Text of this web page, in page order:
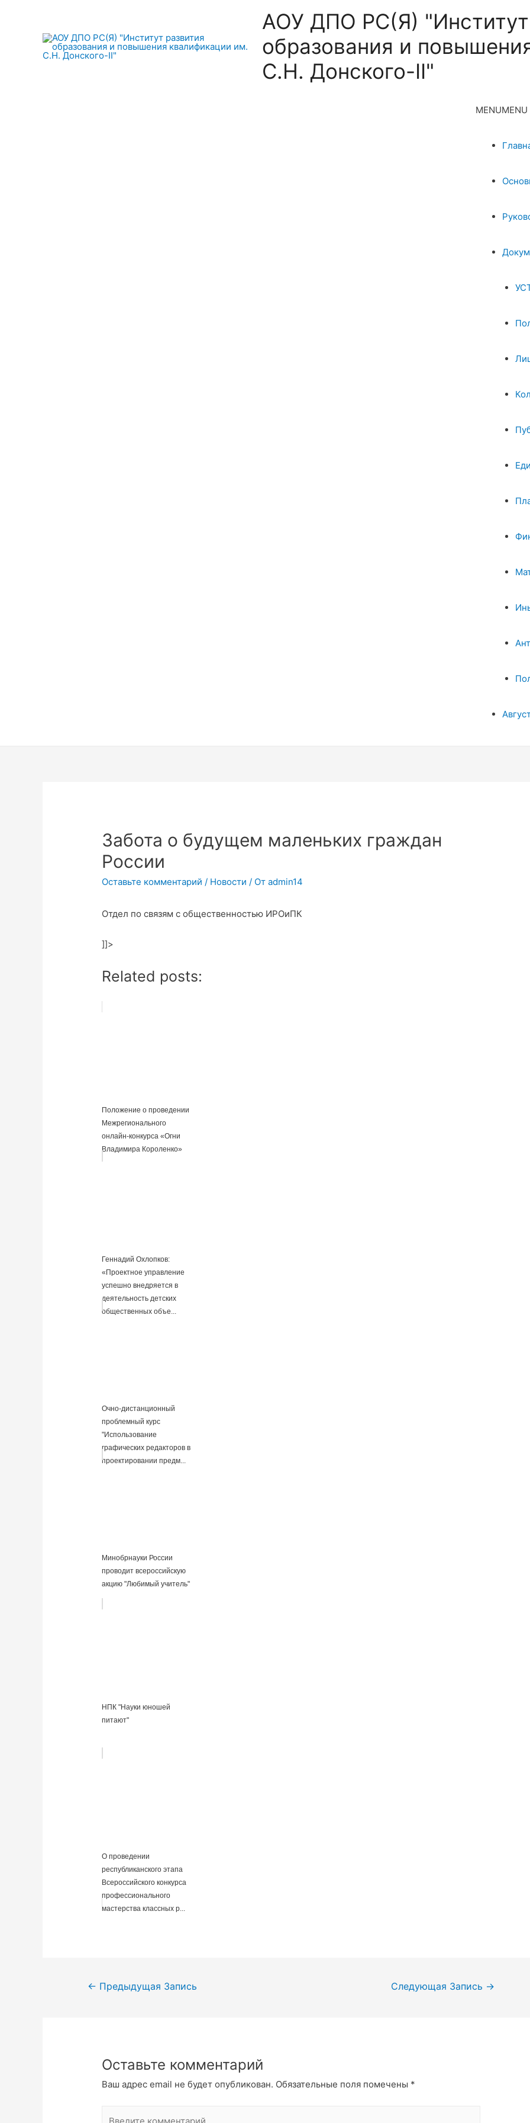
АОУ ДПО РС(Я) "Институт
образования и
С.Н. Донского-II"
MENUMENU
Забота о будущем маленьких граждан
России
Оставьте комментарий / Новости / От admin14
Отдел по связям с общественностью ИРОиПК
]]>
Related posts:
Положение о проведении
Межрегионального
онлайн-конкурса «Огни
Владимира Короленко»
Геннадий Охлопков:
«Проектное управление
успешно внедряется в
деятельность детских
общественных объе...
Очно-дистанционный
проблемный курс
"Использование
графических редакторов в
проектировании предм...
Минобрнауки России
проводит всероссийскую
акцию "Любимый учитель"
НПК "Науки юношей
питают"
О проведении
республиканского этапа
Всероссийского конкурса
профессионального
мастерства классных р...
Навигация
← Предыдущая Запись Следующая Запись →
Оставьте комментарий
Ваш адрес email не будет опубликован. Обязательные поля помечены *